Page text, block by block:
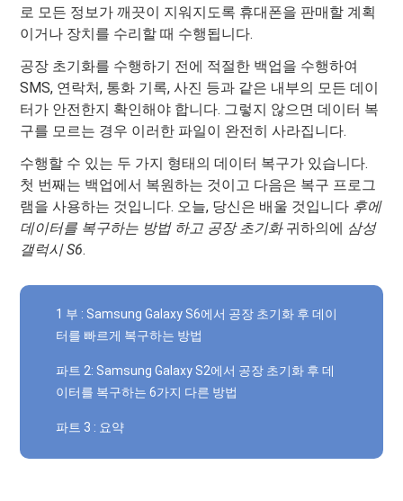
로 모든 정보가 깨끗이 지워지도록 휴대폰을 판매할 계획
이거나 장치를 수리할 때 수행됩니다.
공장 초기화를 수행하기 전에 적절한 백업을 수행하여
SMS, 연락처, 통화 기록, 사진 등과 같은 내부의 모든 데이
터가 안전한지 확인해야 합니다. 그렇지 않으면 데이터 복
구를 모르는 경우 이러한 파일이 완전히 사라집니다.
수행할 수 있는 두 가지 형태의 데이터 복구가 있습니다.
첫 번째는 백업에서 복원하는 것이고 다음은 복구 프로그
램을 사용하는 것입니다. 오늘, 당신은 배울 것입니다 후에
데이터를 복구하는 방법 하고 공장 초기화귀하의에 삼성
갤럭시 S6.
1 부 : Samsung Galaxy S6에서 공장 초기화 후 데이
터를 빠르게 복구하는 방법
파트 2: Samsung Galaxy S2에서 공장 초기화 후 데
이터를 복구하는 6가지 다른 방법
파트 3 : 요약